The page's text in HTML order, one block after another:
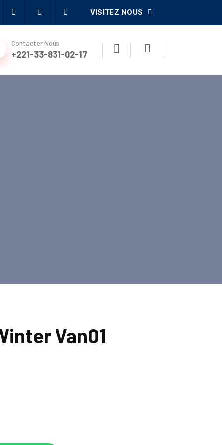
VISITEZ NOUS
Contacter Nous
+221-33-831-02-17
Van01